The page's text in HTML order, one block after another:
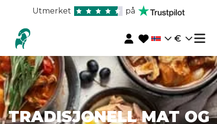
Utmerket på
€
TRADISJONELL MAT OG